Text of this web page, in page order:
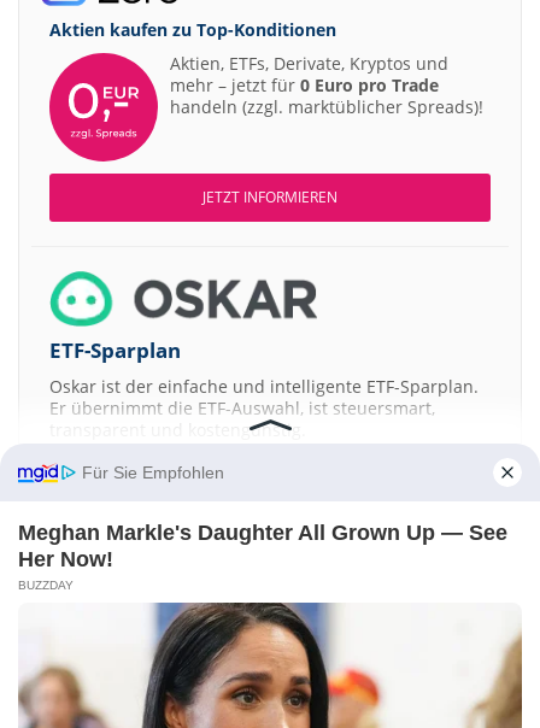
Aktien kaufen zu Top-Konditionen
Aktien, ETFs, Derivate, Kryptos und
mehr – jetzt für 0 Euro pro Trade
handeln (zzgl. marktüblicher Spreads)!
JETZT INFORMIEREN
ETF-Sparplan
Oskar ist der einfache und intelligente ETF-Sparplan.
Er übernimmt die ETF-Auswahl, ist steuersmart,
transparent und kostengünstig.
JETZT MEHR ERFAHREN
EuroStoxx 50 Dow Jones
S&P 500
Kontakt-Impressum-Werbung -Barrierefreiheit
Sitemap-Datenschutz- Disclaimer -AGB Privatsphäre-Einstellungen
Für Sie Empfohlen
Meghan Markle's Daughter All Grown Up — See
Her Now!
BUZZDAY